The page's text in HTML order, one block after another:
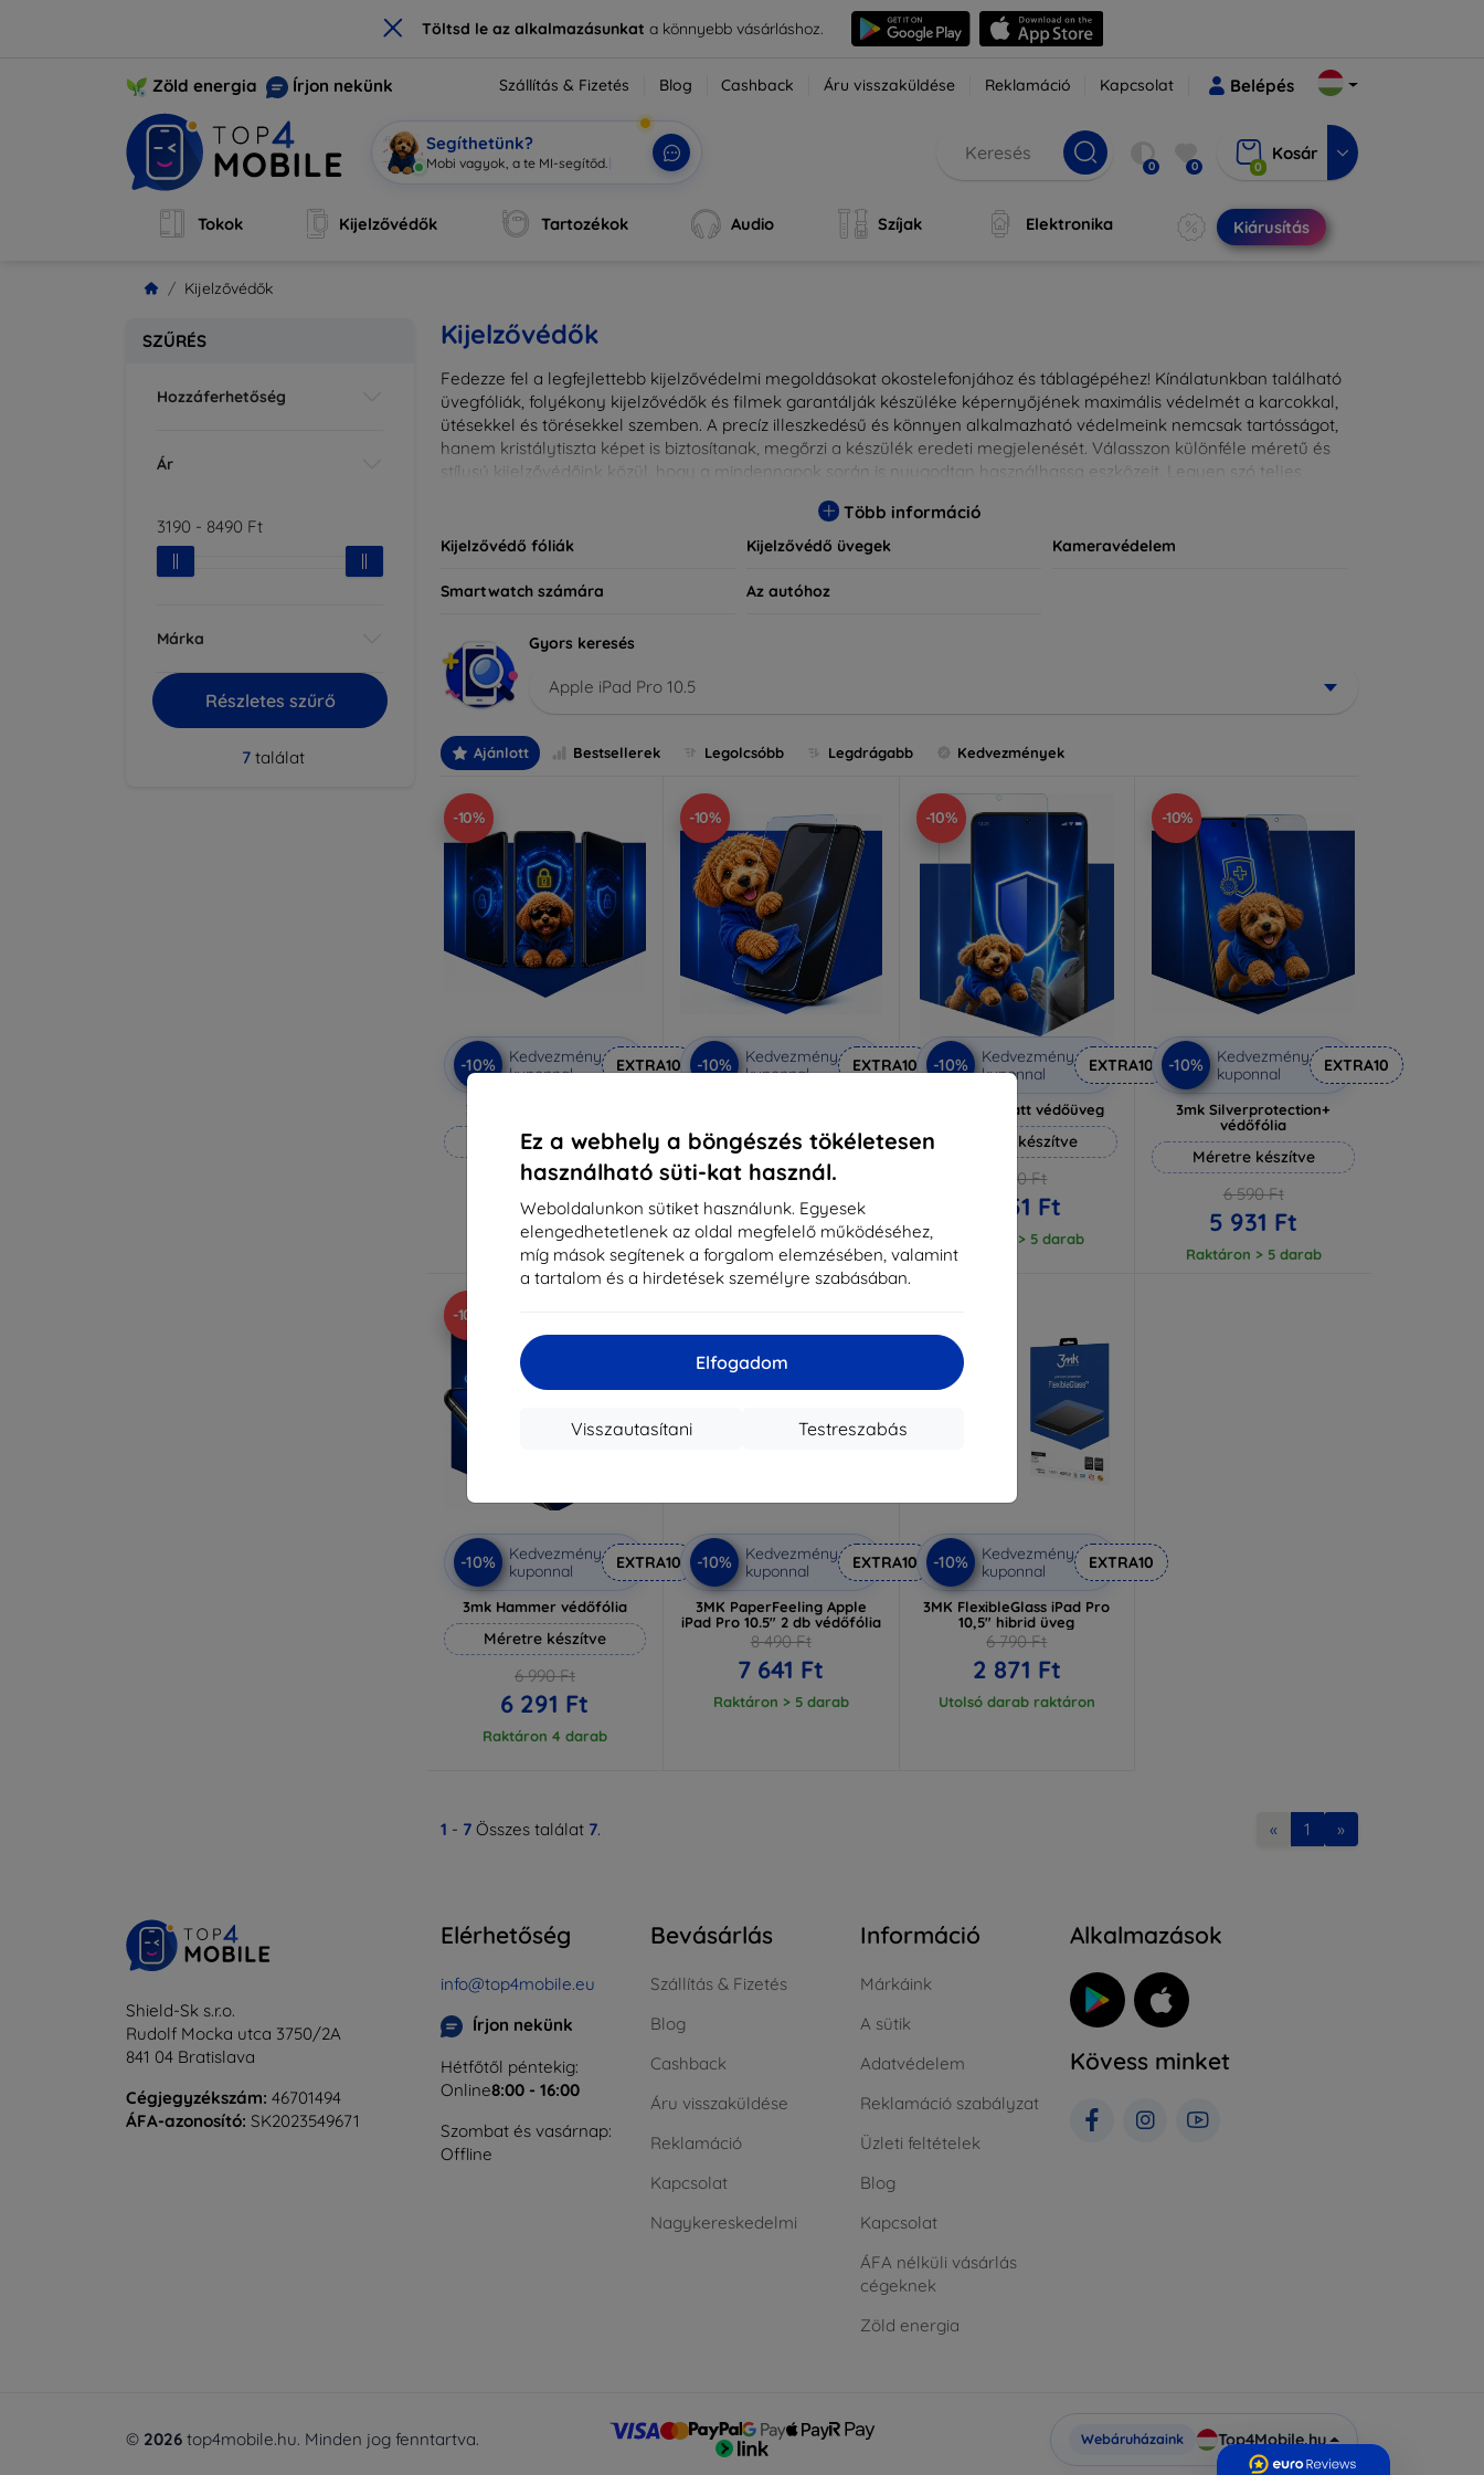
× Töltsd le az alkalmazásunkata könnyebb vásárláshoz.
Ez a webhely a böngészés tökéletesen
használható süti-kat használ.
Weboldalunkon sütiket használunk. Egyesek
elengedhetetlenek az oldal megfelelő működéséhez,
míg mások segítenek a forgalom elemzésében, valamint
a tartalom és a hirdetések személyre szabásában.
Elfogadom
Testreszabás
Visszautasítani
Zöld energia Írjon nekünk Szállítás & Fizetés Blog Cashback Áru visszaküldése Reklamáció Kapcsolat Belépés
Segíthetünk?
Mobi vagyok, a te MI-segítőd. 0 0 0
Kosár
Tokok Kijelzővédők Tartozékok Audio Szíjak Elektronika Kiárusítás
Kijelzővédők
SZŰRÉS
Hozzáferhetőség
Ár
3190 - 8490 Ft
Márka
Részletes szűrő
7találat
Kijelzővédők
Fedezze fel a legfejlettebb kijelzővédelmi megoldásokat okostelefonjához és táblagépéhez! Kínálatunkban található
üvegfóliák, folyékony kijelzővédők és filmek garantálják készüléke képernyőjének maximális védelmét a karcokkal,
ütésekkel és törésekkel szemben. A precíz illeszkedésű és könnyen alkalmazható védelmeink nemcsak tartósságot,
hanem kristálytiszta képet is biztosítanak, megőrzi a készülék eredeti megjelenését. Válasszon különféle méretű és
stílusú kijelzővédőink közül, hogy a mindennapok során is nyugodtan használhassa eszközeit. Legyen szó teljes
Több információ
Kijelzővédő fóliák Kijelzővédő üvegek Kameravédelem
Smartwatch számára Az autóhoz
Gyors keresés
Apple iPad Pro 10.5
Ajánlott Bestsellerek Legolcsóbb Legdrágabb Kedvezmények
-10%
-10%
Kedvezmény
kuponnal
EXTRA10
3mk Privacy védőüveg
Méretre készítve
7 390 Ft
6 651 Ft
Raktáron 2 darab
-10%
-10%
Kedvezmény
kuponnal
EXTRA10
Méretre készítve
5 890 Ft
5 301 Ft
Raktáron > 5 darab
-10%
-10%
Kedvezmény
kuponnal
EXTRA10
3mk Pure Matt védőüveg
Méretre készítve
4 390 Ft
3 951 Ft
Raktáron > 5 darab
-10%
-10%
Kedvezmény
kuponnal
EXTRA10
3mk Silverprotection+
védőfólia
Méretre készítve
6 590 Ft
5 931 Ft
Raktáron > 5 darab
-10%
-10%
Kedvezmény
kuponnal
EXTRA10
3mk Hammer védőfólia
Méretre készítve
6 990 Ft
6 291 Ft
Raktáron 4 darab
-10%
Kedvezmény
kuponnal
EXTRA10
3MK PaperFeeling Apple
iPad Pro 10.5" 2 db védőfólia
8 490 Ft
7 641 Ft
Raktáron > 5 darab
-10%
Kedvezmény
kuponnal
EXTRA10
3MK FlexibleGlass iPad Pro
10,5" hibrid üveg
6 790 Ft
2 871 Ft
Utolsó darab raktáron
1 - 7 Összes találat 7. « 1 »
Shield-Sk s.r.o.
Rudolf Mocka utca 3750/2A
841 04 Bratislava
Cégjegyzékszám: 46701494
ÁFA-azonosító: SK2023549671
Elérhetőség
info@top4mobile.eu
Írjon nekünk
Hétfőtől péntekig:
Online8:00 - 16:00
Szombat és vasárnap:
Offline
Bevásárlás
Szállítás & Fizetés
Blog
Cashback
Áru visszaküldése
Reklamáció
Kapcsolat
Nagykereskedelmi
Információ
Márkáink
A sütik
Adatvédelem
Reklamáció szabályzat
Üzleti feltételek
Blog
Kapcsolat
ÁFA nélküli vásárlás
cégeknek
Zöld energia
Alkalmazások
Kövess minket
© 2026 top4mobile.hu. Minden jog fenntartva. Webáruházaink Top4Mobile.hu